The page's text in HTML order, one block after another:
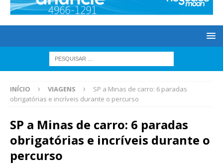
INÍCIO VIAGENS
SP a Minas de carro: 6 paradas
obrigatórias e incríveis durante o percurso
SP a Minas de carro: 6 paradas
obrigatórias e incríveis durante o
percurso